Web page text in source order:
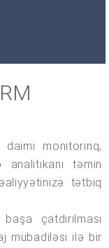
daimi monitorinq,
təmin
tətbiq
çatdırılması
mübadiləsi ilə bir